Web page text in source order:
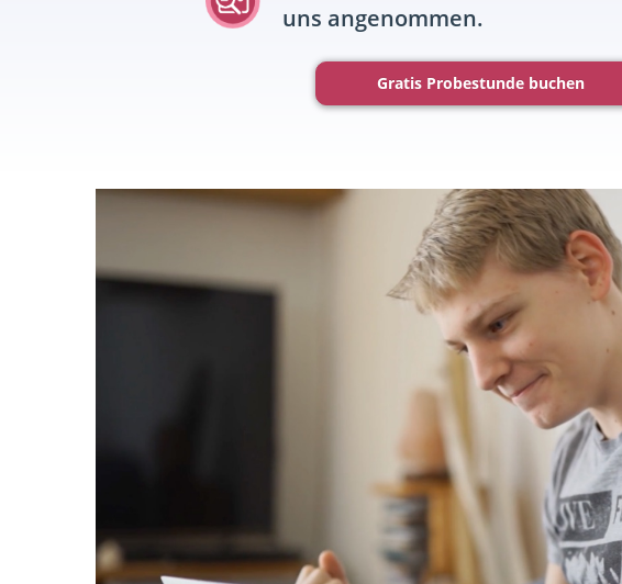
uns angenommen.
Gratis Probestunde buchen